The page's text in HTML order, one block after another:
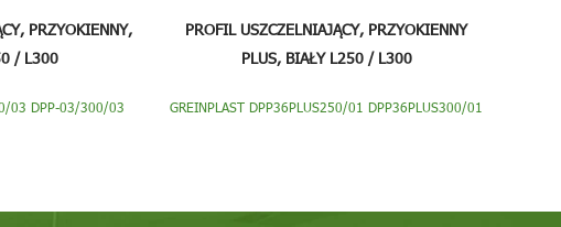
PRZYOKIENNY,
/ L300
03 DPP-03/300/03
PROFIL USZCZELNIAJĄCY, PRZYOKIENNY
PLUS, BIAŁY L250 / L300
GREINPLAST DPP36PLUS250/01 DPP36PLUS300/01